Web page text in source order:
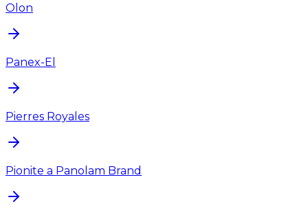
Olon
Panex-El
Pierres Royales
Pionite a Panolam Brand